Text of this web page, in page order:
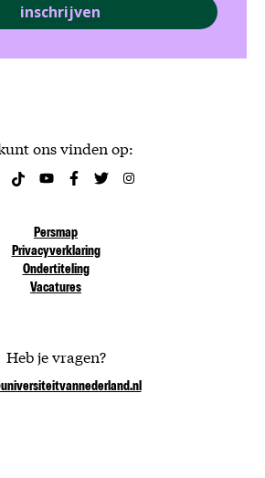
ons vinden op:
Persmap
Privacyverklaring
Ondertiteling
Vacatures
Heb je vragen?
inschrijven